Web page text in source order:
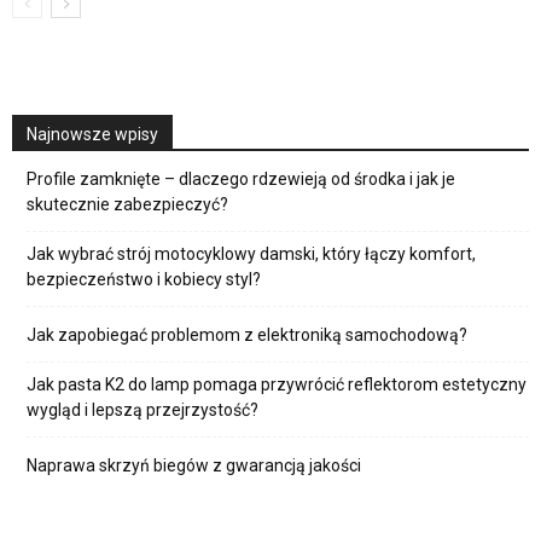
Najnowsze wpisy
Profile zamknięte – dlaczego rdzewieją od środka i jak je
skutecznie zabezpieczyć?
Jak wybrać strój motocyklowy damski, który łączy komfort,
bezpieczeństwo i kobiecy styl?
Jak zapobiegać problemom z elektroniką samochodową?
Jak pasta K2 do lamp pomaga przywrócić reflektorom estetyczny
wygląd i lepszą przejrzystość?
Naprawa skrzyń biegów z gwarancją jakości